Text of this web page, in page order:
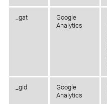
_gat
Google
Analytics
_gid
Google
Analytics